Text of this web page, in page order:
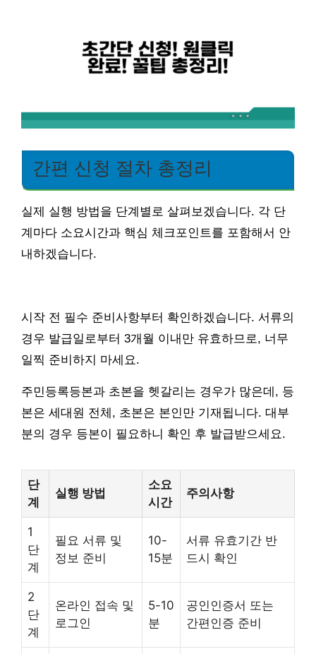
간편 신청 절차 총정리
실제 실행 방법을 단계별로 살펴보겠습니다. 각 단
계마다 소요시간과 핵심 체크포인트를 포함해서 안
내하겠습니다.
시작 전 필수 준비사항부터 확인하겠습니다. 서류의
경우 발급일로부터 3개월 이내만 유효하므로, 너무
일찍 준비하지 마세요.
주민등록등본과 초본을 헷갈리는 경우가 많은데, 등
본은 세대원 전체, 초본은 본인만 기재됩니다. 대부
분의 경우 등본이 필요하니 확인 후 발급받으세요.
단
계
실행 방법
소요
시간
주의사항
1
단
계
필요 서류 및
정보 준비
10-
15분
서류 유효기간 반
드시 확인
2
단
계
온라인 접속 및
로그인
5-10
분
공인인증서 또는
간편인증 준비